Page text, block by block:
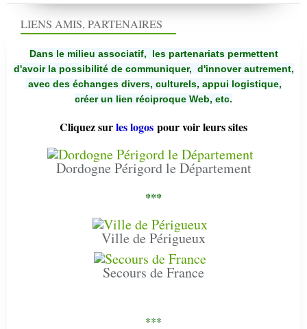
LIENS AMIS, PARTENAIRES
Dans le milieu associatif, les partenariats permettent
d'avoir la possibilité de communiquer, d'innover autrement,
avec des échanges divers, culturels, appui logistique,
créer un lien réciproque Web, etc.
Cliquez surles logos pour voir leurs sites
Dordogne Périgord le Département
***
Ville de Périgueux
Secours de France
***